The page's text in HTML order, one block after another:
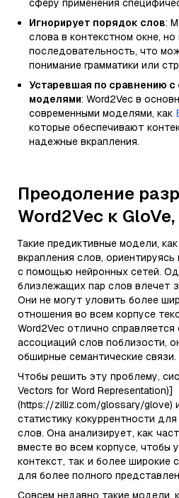
сферу применения
Игнорирует порядок слов:
слова в контекстном окне,
последовательность, что
понимание грамматики или
Устаревшая по сравнению
моделями: Word2Vec в
современными моделями, как
которые обеспечивают
надежные вкрапления.
Преодоление
Word2Vec к GloVe,
Такие предиктивные модели,
вкрапления слов,
с помощью нейронных сетей.
близлежащих пар слов влечет
Они не могут уловить более
отношения во всем корпусе
Word2Vec отлично
ассоциаций слов поблизости,
обширные семантические связи.
Чтобы решить эту проблему,
Vectors for Word Representation)]
(https://zilliz.com/glossary/glove)
статистику кокуррентности
слов. Она анализирует, как
вместе во всем корпусе, чтобы
контекст, так и более широкие
для более полного
Совсем недавно такие модели,